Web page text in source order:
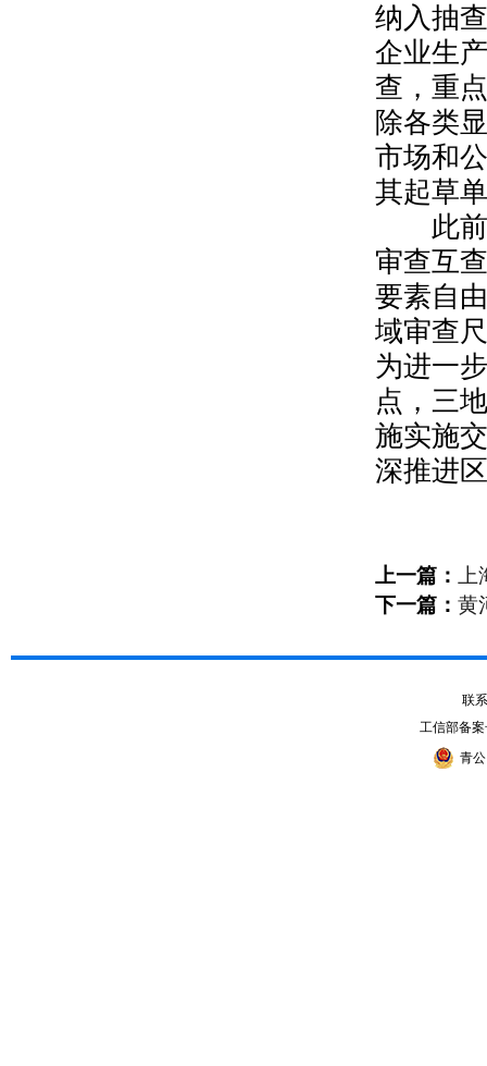
纳入抽
企业生
查，重
除各类
市场和
其起草
此前
审查互
要素自
域审查
为进一
点，三
施实施
深推进
上一篇：
下一篇： 黄
联
工信部备
青公